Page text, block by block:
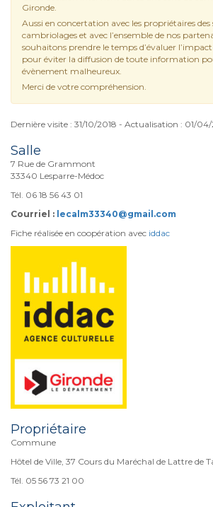
Gironde.
Aussi en concertation avec les propriétaires des
cambriolages et avec l’ensemble de nos
souhaitons prendre le temps d’évaluer
pour éviter la diffusion de toute information
évènement malheureux.
Merci de votre compréhension.
Dernière visite : 31/10/2018 - Actualisation : 01/
Salle
7 Rue de Grammont
33340 Lesparre-Médoc
Tél. 06 18 56 43 01
Courriel : lecalm33340@gmail.com
Fiche réalisée en coopération avec iddac
Propriétaire
Commune
Hôtel de Ville, 37 Cours du Maréchal de Lattre de
Tél. 05 56 73 21 00